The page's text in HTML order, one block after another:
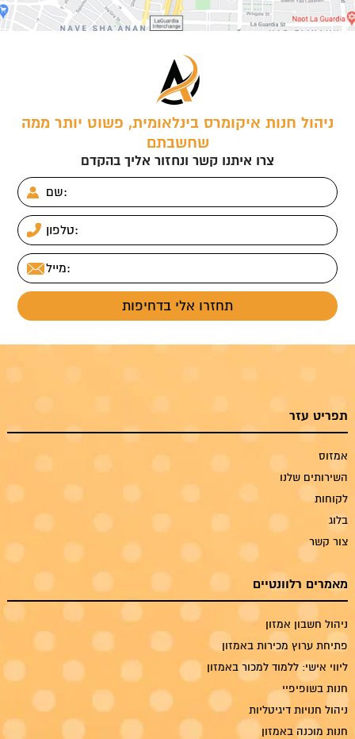
ניהול חנות איקומרס בינלאומית, פשוט יותר ממה
שחשבתם
צרו איתנו קשר ונחזור אליך בהקדם
תפריט עזר
אמזוס
השירותים שלנו
לקוחות
בלוג
צור קשר
מאמרים רלוונטיים
ניהול חשבון אמזון
פתיחת ערוץ מכירות באמזון
ליווי אישי: ללמוד למכור באמזון
חנות בשופיפיי
ניהול חנויות דיגיטליות
חנות מוכנה באמזון